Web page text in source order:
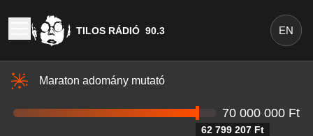
TILOS RÁDIÓ 90.3 EN
Maraton adomány mutató
62 799 207 Ft
70 000 000 Ft